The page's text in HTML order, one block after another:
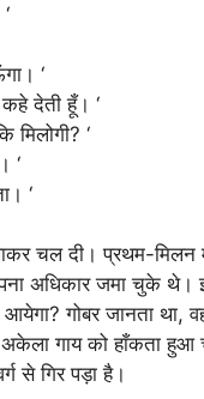
‘
देती हूँ। ‘
मिलोगी? ‘
‘
‘
चल दी। प्रथम-मिलन
अधिकार जमा चुके थे।
गोबर जानता था,
अकेला गाय को हाँकता हुआ
से गिर पड़ा है।